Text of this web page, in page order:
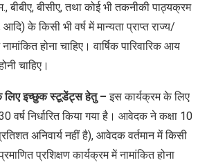
बीबीए, बीसीए, तथा कोई भी तकनीकी पाठ्यक्रम
के किसी भी वर्ष में मान्यता प्राप्त राज्य/
होना चाहिए। वार्षिक पारिवारिक आय
चाहिए।
लिए इच्छुक स्टूडेंट्स हेतु –इस कार्यक्रम के लिए
निर्धारित किया गया है। आवेदक ने कक्षा 10
अनिवार्य नहीं है), आवेदक वर्तमान में किसी
प्रशिक्षण कार्यक्रम में नामांकित होना